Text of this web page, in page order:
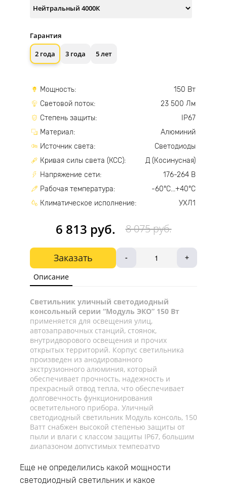
6 813 руб. 8 075 руб.
Заказать - +
Гарантия
2 года
3 года 5 лет
Мощность:
150 Вт
Световой поток:
23 500 Лм
Степень защиты:
IP67
Материал:
Алюминий
Источник света:
Светодиоды
Кривая силы света (КСС):
Д (Косинусная)
Напряжение сети:
176-264 В
Рабочая температура:
-60°С...+40°С
Климатическое исполнение:
УХЛ1
Описание
Светильник уличный светодиодный
консольный серии “Модуль ЭКО” 150 Вт
применяется для освещения улиц,
автозаправочных станций, стоянок,
внутридворового освещения и прочих
открытых территорий. Корпус светильника
произведен из анодированного
экструзионного алюминия, который
обеспечивает прочность, надежность и
прекрасный отвод тепла, что обеспечивает
долговечность функционирования
осветительного прибора. Уличный
светодиодный светильник Модуль консоль, 150
Ватт снабжен высокой степенью защиты от
пыли и влаги с классом защиты IP67, большим
диапазоном допустимых температур
+45°C, что позволяет эксплуатировать
светильник как для наружного, так и для
внутреннего освещения. Светодиодный
Еще не определились какой мощности
светодиодный светильник и какое